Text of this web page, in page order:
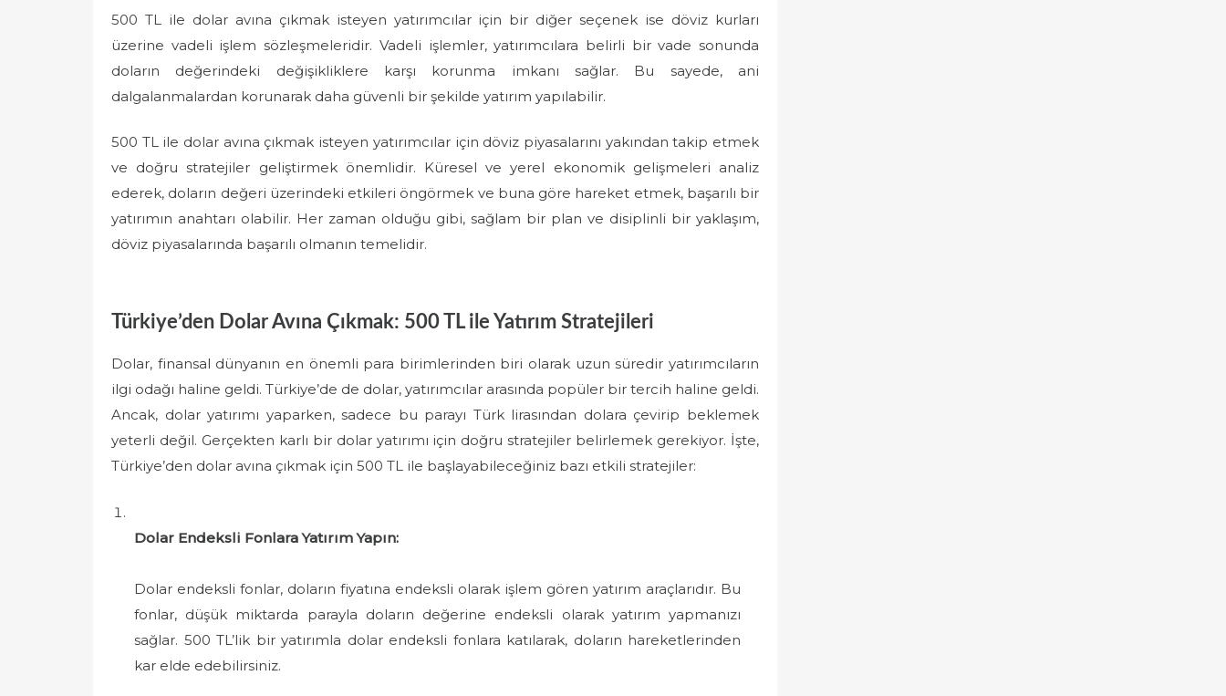
500 TL ile dolar avına çıkmak isteyen yatırımcılar için bir diğer seçenek ise döviz kurları
üzerine vadeli işlem sözleşmeleridir. Vadeli işlemler, yatırımcılara belirli bir vade sonunda
doların değerindeki değişikliklere karşı korunma imkanı sağlar. Bu sayede, ani
dalgalanmalardan korunarak daha güvenli bir şekilde yatırım yapılabilir.
500 TL ile dolar avına çıkmak isteyen yatırımcılar için döviz piyasalarını yakından takip etmek
ve doğru stratejiler geliştirmek önemlidir. Küresel ve yerel ekonomik gelişmeleri analiz
ederek, doların değeri üzerindeki etkileri öngörmek ve buna göre hareket etmek, başarılı bir
yatırımın anahtarı olabilir. Her zaman olduğu gibi, sağlam bir plan ve disiplinli bir yaklaşım,
döviz piyasalarında başarılı olmanın temelidir.
Türkiye’den Dolar Avına Çıkmak: 500 TL ile Yatırım Stratejileri
Dolar, finansal dünyanın en önemli para birimlerinden biri olarak uzun süredir yatırımcıların
ilgi odağı haline geldi. Türkiye’de de dolar, yatırımcılar arasında popüler bir tercih haline geldi.
Ancak, dolar yatırımı yaparken, sadece bu parayı Türk lirasından dolara çevirip beklemek
yeterli değil. Gerçekten karlı bir dolar yatırımı için doğru stratejiler belirlemek gerekiyor. İşte,
Türkiye’den dolar avına çıkmak için 500 TL ile başlayabileceğiniz bazı etkili stratejiler:
Dolar Endeksli Fonlara Yatırım Yapın:
Dolar endeksli fonlar, doların fiyatına endeksli olarak işlem gören yatırım araçlarıdır. Bu
fonlar, düşük miktarda parayla doların değerine endeksli olarak yatırım yapmanızı
sağlar. 500 TL’lik bir yatırımla dolar endeksli fonlara katılarak, doların hareketlerinden
kar elde edebilirsiniz.